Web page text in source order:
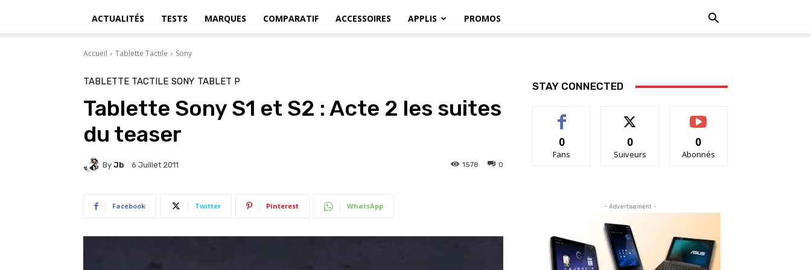
ACTUALITÉS TESTS MARQUES COMPARATIF ACCESSOIRES APPLIS PROMOS
Accueil Tablette Tactile Sony
TABLETTE TACTILE SONY TABLET P
Tablette Sony S1 et S2 : Acte 2 les suites
du teaser
By Jb 6 Juillet 2011 0
1578
Facebook Twitter Pinterest WhatsApp
STAY CONNECTED
0
Fans
0
Suiveurs
0
Abonnés
- Advertisement -